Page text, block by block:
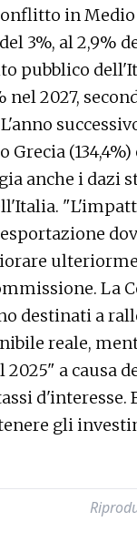
in
3%, al 2,9%
pubblico
nel 2027,
Grecia
anche i dazi
La
destinati a
reale,
a causa
d'interesse.
gli